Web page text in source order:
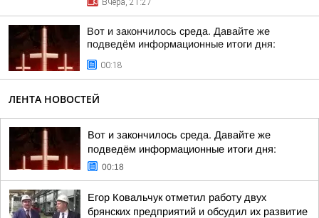
Вчера, 21:27
Вот и закончилось среда. Давайте же
подведём информационные итоги дня:
00:18
ЛЕНТА НОВОСТЕЙ
Вот и закончилось среда. Давайте же
подведём информационные итоги дня:
00:18
Егор Ковальчук отметил работу двух
брянских предприятий и обсудил их развитие